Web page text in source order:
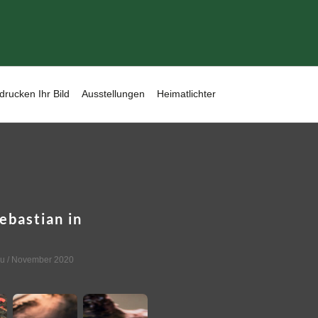
Ihr Bild Ausstellungen Heimatlichter
in
/ November 2020